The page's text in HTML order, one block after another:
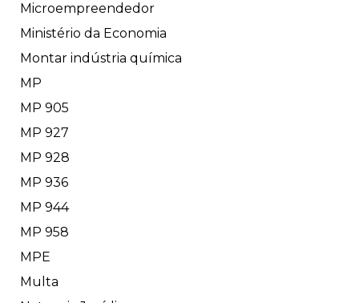
Microempreendedor
Ministério da Economia
Montar indústria química
MP
MP 905
MP 927
MP 928
MP 936
MP 944
MP 958
MPE
Multa